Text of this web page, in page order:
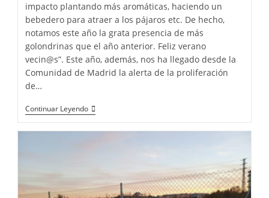
impacto plantando más aromáticas, haciendo un
bebedero para atraer a los pájaros etc. De hecho,
notamos este año la grata presencia de más
golondrinas que el año anterior. Feliz verano
vecin@s”. Este año, además, nos ha llegado desde la
Comunidad de Madrid la alerta de la proliferación
de…
Continuar Leyendo